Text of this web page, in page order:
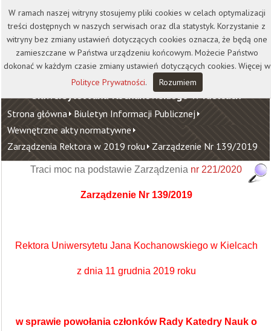
Kontakt Biblioteka
Wydawnictwo
Wirtualna Uczelnia
Uniwersytet Jana Kochanowskiego w Kielcach
Strona główna Biuletyn Informacji Publicznej
Wewnętrzne akty normatywne
Zarządzenia Rektora w 2019 roku Zarządzenie Nr 139/2019
Traci moc na podstawie Zarządzenia nr 221/2020
Zarządzenie Nr 139/2019
Rektora Uniwersytetu Jana Kochanowskiego w Kielcach
z dnia 11 grudnia 2019 roku
w sprawie powołania członków Rady Katedry Nauk o
W ramach naszej witryny stosujemy pliki cookies w celach optymalizacji
treści dostępnych w naszych serwisach oraz dla statystyk. Korzystanie z
witryny bez zmiany ustawień dotyczących cookies oznacza, że będą one
zamieszczane w Państwa urządzeniu końcowym. Możecie Państwo
dokonać w każdym czasie zmiany ustawień dotyczących cookies. Więcej w
Polityce Prywatności. Rozumiem